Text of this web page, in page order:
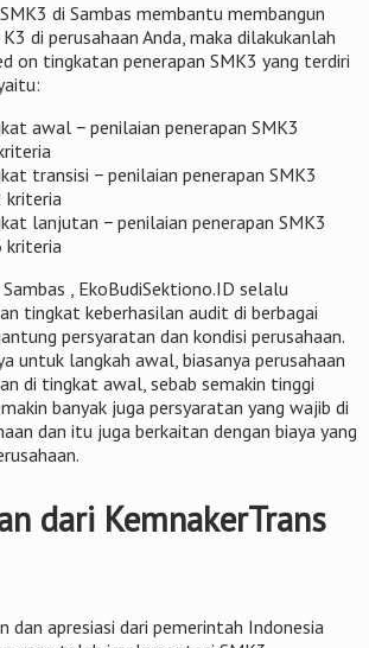
di Sambas membantu membangun
di perusahaan Anda, maka dilakukanlah
on tingkatan penerapan SMK3 yang terdiri
awal − penilaian penerapan SMK3
transisi − penilaian penerapan SMK3
kriteria
lanjutan − penilaian penerapan SMK3
kriteria
, EkoBudiSektiono.ID selalu
tingkat keberhasilan audit di berbagai
persyaratan dan kondisi perusahaan.
untuk langkah awal, biasanya perusahaan
di tingkat awal, sebab semakin tinggi
banyak juga persyaratan yang wajib di
dan itu juga berkaitan dengan biaya yang
dari KemnakerTrans
dan apresiasi dari pemerintah Indonesia